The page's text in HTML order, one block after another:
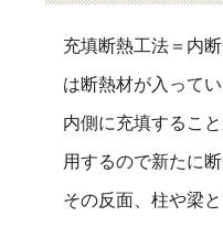
充填断熱工法＝内
は断熱材が入ってい
内側に充填するこ
用するので新たに
その反面、柱や梁